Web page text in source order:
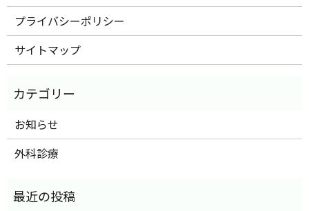
プライバシーポリシー
サイトマップ
お知らせ
外科診療